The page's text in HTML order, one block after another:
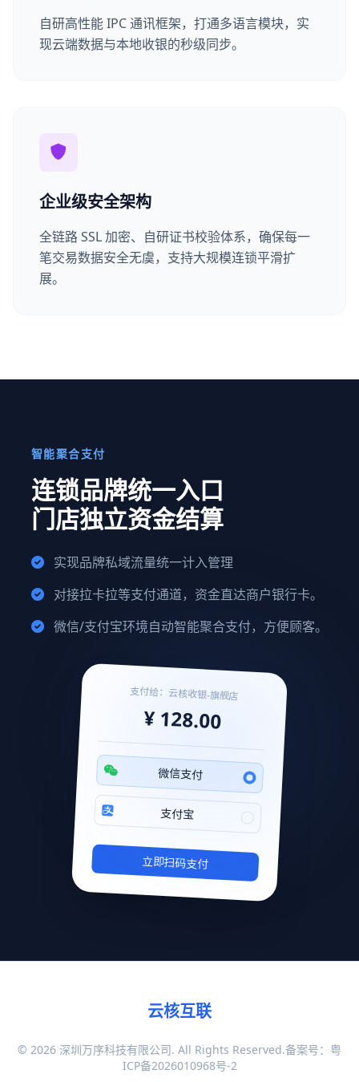
自研高性能 IPC 通讯框架，打通多语言模块，实
现云端数据与本地收银的秒级同步。
企业级安全架构
全链路 SSL 加密、自研证书校验体系，确保每一
笔交易数据安全无虞，支持大规模连锁平滑扩
展。
智能聚合支付
连锁品牌统一入口
门店独立资金结算
实现品牌私域流量统一计入管理
对接拉卡拉等支付通道，资金直达商户银行卡。
微信/支付宝环境自动智能聚合支付，方便顾客。
支付给：云核收银-旗舰店
¥ 128.00
微信支付
支付宝
立即扫码支付
云核互联
© 2026 深圳万序科技有限公司. All Rights Reserved.备案号： 粤
ICP备2026010968号-2